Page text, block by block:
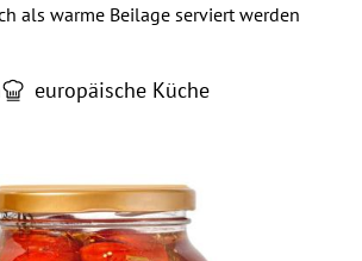
als warme Beilage serviert werden
europäische Küche